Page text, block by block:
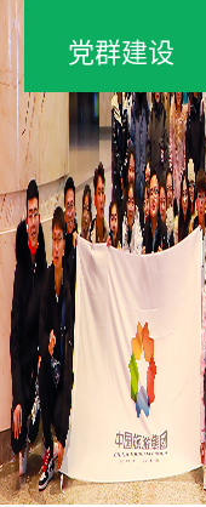
党群建设
2024年教科研